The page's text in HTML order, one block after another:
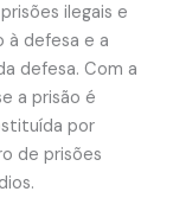
ilegais e
à defesa e a
defesa. Com a
a prisão é
por
de prisões